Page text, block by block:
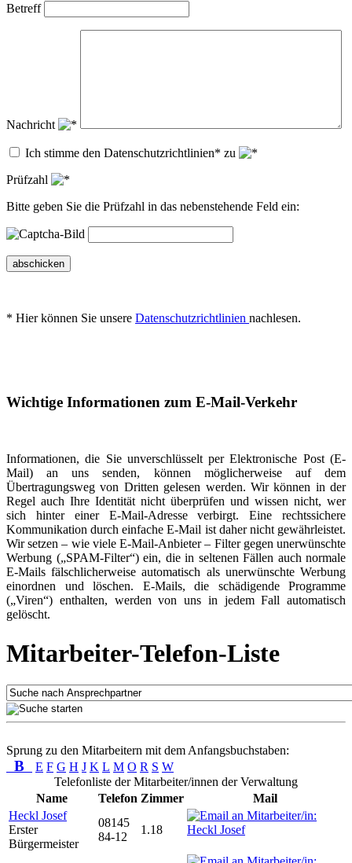
Betreff
Nachricht
Ich stimme den Datenschutzrichtlinien* zu
Prüfzahl
Bitte geben Sie die Prüfzahl in das nebenstehende Feld ein:
abschicken
* Hier können Sie unsere Datenschutzrichtlinien nachlesen.
Wichtige Informationen zum E-Mail-Verkehr
Informationen, die Sie unverschlüsselt per Elektronische Post (E-
Mail) an uns senden, können möglicherweise auf dem
Übertragungsweg von Dritten gelesen werden. Wir können in der
Regel auch Ihre Identität nicht überprüfen und wissen nicht, wer
sich hinter einer E-Mail-Adresse verbirgt. Eine rechtssichere
Kommunikation durch einfache E-Mail ist daher nicht gewährleistet.
Wir setzen – wie viele E-Mail-Anbieter – Filter gegen unerwünschte
Werbung („SPAM-Filter“) ein, die in seltenen Fällen auch normale
E-Mails fälschlicherweise automatisch als unerwünschte Werbung
einordnen und löschen. E-Mails, die schädigende Programme
(„Viren“) enthalten, werden von uns in jedem Fall automatisch
gelöscht.
Mitarbeiter-Telefon-Liste
Sprung zu den Mitarbeitern mit dem Anfangsbuchstaben:
B E F G H J K L M O R S W
Telefonliste der Mitarbeiter/innen der Verwaltung
Name
Telefon Zimmer
Mail
Heckl Josef
Erster
Bürgermeister
08145
84-12
1.18